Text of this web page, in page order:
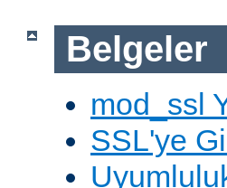
Belgeler
mod_ssl
SSL'ye